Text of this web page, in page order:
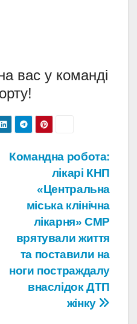
вас у команді
Командна робота:
лікарі КНП
«Центральна
міська клінічна
лікарня» СМР
врятували життя
та поставили на
ноги постраждалу
внаслідок ДТП
жінку